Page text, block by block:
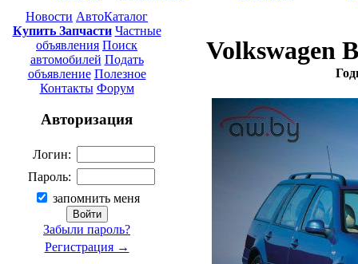
Новости АвтоКаталог
Купить Запчасти Частные
объявления Поиск
автомобилей Подать
объявление Полезное
Контакты Форум
Авторизация
Логин:
Пароль:
запомнить меня
Забыли пароль?
Регистрация →
Volkswagen